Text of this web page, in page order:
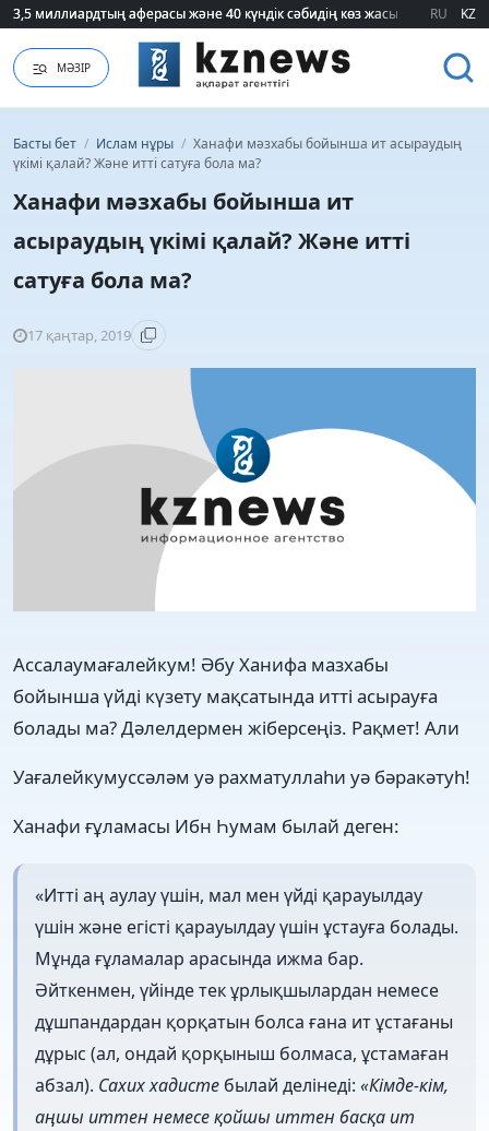
3,5 миллиардтың аферасы және 40 күндік сәбидің көз жасы:
3,5 миллиардтың аферасы және 40 күндік сәбидің көз жасы: RU KZ
МӘЗІР
Басты бет / Ислам нұры / Ханафи мәзхабы бойынша ит асыраудың
үкімі қалай? Және итті сатуға бола ма?
Ханафи мәзхабы бойынша ит
асыраудың үкімі қалай? Және итті
сатуға бола ма?
17 қаңтар, 2019
Ассалаумағалейкум! Әбу Ханифа мазхабы
бойынша үйді күзету мақсатында итті асырауға
болады ма? Дәлелдермен жіберсеңіз. Рақмет! Али
Уағалейкумуссәләм уә рахматуллаһи уә бәракәтуһ!
Ханафи ғұламасы Ибн Һумам былай деген:
«Итті аң аулау үшін, мал мен үйді қарауылдау
үшін және егісті қарауылдау үшін ұстауға болады.
Мұнда ғұламалар арасында ижма бар.
Әйткенмен, үйінде тек ұрлықшылардан немесе
дұшпандардан қорқатын болса ғана ит ұстағаны
дұрыс (ал, ондай қорқыныш болмаса, ұстамаған
абзал). Сахих хадисте былай делінеді: «Кімде-кім,
аңшы иттен немесе қойшы иттен басқа ит